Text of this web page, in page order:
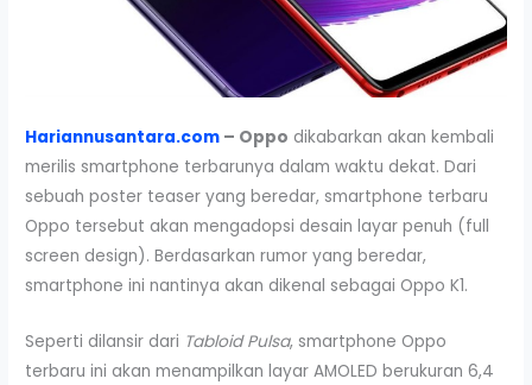
Hariannusantara.com – Oppo dikabarkan akan kembali
merilis smartphone terbarunya dalam waktu dekat. Dari
sebuah poster teaser yang beredar, smartphone terbaru
Oppo tersebut akan mengadopsi desain layar penuh (full
screen design). Berdasarkan rumor yang beredar,
smartphone ini nantinya akan dikenal sebagai Oppo K1.
Seperti dilansir dari Tabloid Pulsa, smartphone Oppo
terbaru ini akan menampilkan layar AMOLED berukuran 6,4